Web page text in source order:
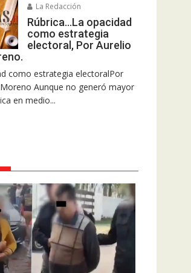
La Redacción
Rúbrica…La opacidad
como estrategia
electoral, Por Aurelio
como estrategia electoralPor
Aunque no generó mayor
en medio...